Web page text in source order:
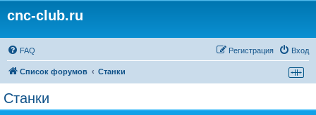
cnc-club.ru
FAQ Вход
Регистрация
Список форумов Станки
Станки